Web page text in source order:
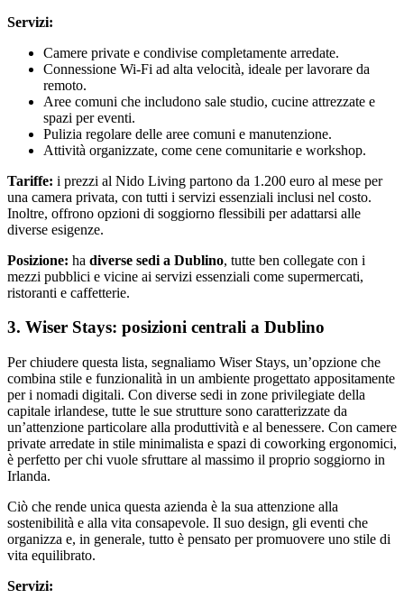
Servizi:
Camere private e condivise completamente arredate.
Connessione Wi-Fi ad alta velocità, ideale per lavorare da
remoto.
Aree comuni che includono sale studio, cucine attrezzate e
spazi per eventi.
Pulizia regolare delle aree comuni e manutenzione.
Attività organizzate, come cene comunitarie e workshop.
Tariffe: i prezzi al Nido Living partono da 1.200 euro al mese per
una camera privata, con tutti i servizi essenziali inclusi nel costo.
Inoltre, offrono opzioni di soggiorno flessibili per adattarsi alle
diverse esigenze.
Posizione: ha diverse sedi a Dublino, tutte ben collegate con i
mezzi pubblici e vicine ai servizi essenziali come supermercati,
ristoranti e caffetterie.
3. Wiser Stays: posizioni centrali a Dublino
Per chiudere questa lista, segnaliamo Wiser Stays, un’opzione che
combina stile e funzionalità in un ambiente progettato appositamente
per i nomadi digitali. Con diverse sedi in zone privilegiate della
capitale irlandese, tutte le sue strutture sono caratterizzate da
un’attenzione particolare alla produttività e al benessere. Con camere
private arredate in stile minimalista e spazi di coworking ergonomici,
è perfetto per chi vuole sfruttare al massimo il proprio soggiorno in
Irlanda.
Ciò che rende unica questa azienda è la sua attenzione alla
sostenibilità e alla vita consapevole. Il suo design, gli eventi che
organizza e, in generale, tutto è pensato per promuovere uno stile di
vita equilibrato.
Servizi: